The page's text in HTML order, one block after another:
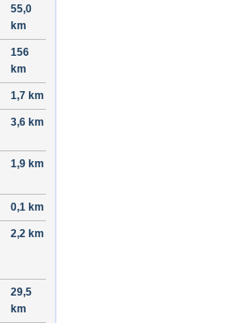
55,0
km
156
km
1,7 km
3,6 km
1,9 km
0,1 km
2,2 km
29,5
km